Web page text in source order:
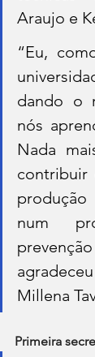
Araujo e
“Eu,
dando o
nós
Nada
contribuir
num
Millena
Primeira